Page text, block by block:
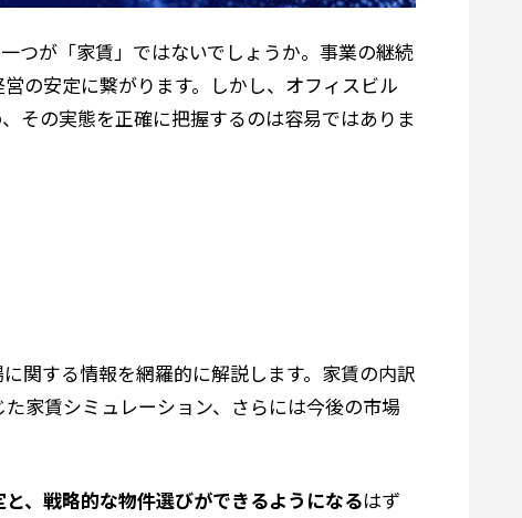
つが「家賃」ではないでしょうか。事業の継続
の安定に繋がります。しかし、オフィスビル
その実態を正確に把握するのは容易ではありま
関する情報を網羅的に解説します。家賃の内訳
家賃シミュレーション、さらには今後の市場
、戦略的な物件選びができるようになるはず